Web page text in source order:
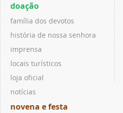
doação
família dos devotos
história de nossa senhora
imprensa
locais turísticos
loja oficial
notícias
novena e festa